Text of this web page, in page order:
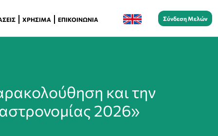
ΧΡΉΣΙΜΑ ΕΠΙΚΟΙΝΩΝΊΑ Σύνδεση Μελών
και την
2026»